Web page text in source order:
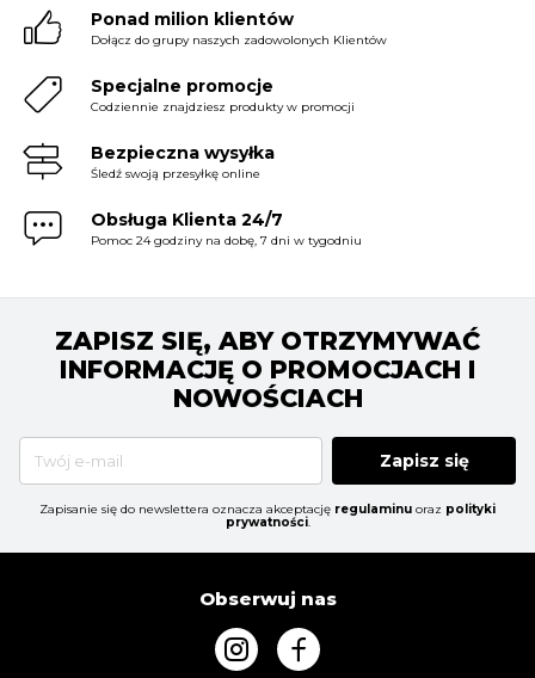
Ponad milion klientów
Dołącz do grupy naszych zadowolonych Klientów
Specjalne promocje
Codziennie znajdziesz produkty w promocji
Bezpieczna wysyłka
Śledź swoją przesyłkę online
Obsługa Klienta 24/7
Pomoc 24 godziny na dobę, 7 dni w tygodniu
ZAPISZ SIĘ, ABY OTRZYMYWAĆ
INFORMACJĘ O PROMOCJACH I
NOWOŚCIACH
Zapisz się
Zapisanie się do newslettera oznacza akceptację regulaminu oraz polityki
prywatności.
Obserwuj nas